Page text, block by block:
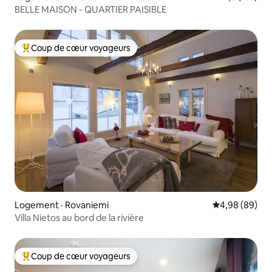
BELLE MAISON - QUARTIER PAISIBLE
Coup de cœur voyageurs parmi les plus aimés
Coup de cœur voyageurs
Logement · Rovaniemi Note
4,98 (89)
Villa Nietos au bord de la rivière
Coup de cœur voyageurs parmi les plus aimés
Coup de cœur voyageurs